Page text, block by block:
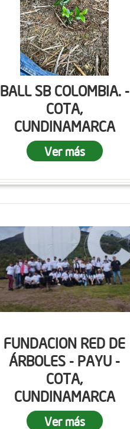
BALL SB COLOMBIA. -
COTA,
CUNDINAMARCA
Ver más
FUNDACION RED DE
ÁRBOLES - PAYU -
COTA,
CUNDINAMARCA
Ver más